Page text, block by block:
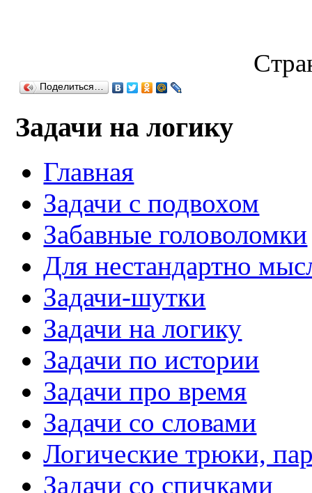
Поделиться…
Задачи на логику
Главная
Задачи с подвохом
Забавные головоломки
Для нестандартно
Задачи-шутки
Задачи на логику
Задачи по истории
Задачи про время
Задачи со словами
Логические трюки,
Задачи со спичками